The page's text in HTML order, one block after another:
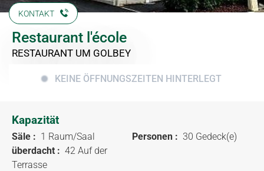
KONTAKT
Restaurant l'école
RESTAURANT UM GOLBEY
KEINE ÖFFNUNGSZEITEN HINTERLEGT
Kapazität
Säle : 1 Raum/Saal Personen : 30 Gedeck(e)
überdacht : 42 Auf der
Terrasse